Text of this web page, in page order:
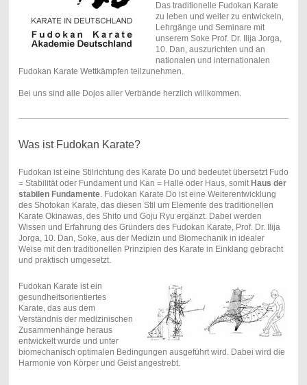
Das traditionelle Fudokan Karate
zu leben und weiter zu entwickeln,
Lehrgänge und Seminare mit
unserem Soke Prof. Dr. Ilija Jorga,
10. Dan, auszurichten und an
nationalen und internationalen
Fudokan Karate Wettkämpfen teilzunehmen.
Bei uns sind alle Dojos aller Verbände herzlich willkommen.
Was ist Fudokan Karate?
Fudokan ist eine Stilrichtung des Karate Do und bedeutet übersetzt Fudo
= Stabilität oder Fundament und Kan = Halle oder Haus, somit Haus der
stabilen Fundamente. Fudokan Karate Do ist eine Weiterentwicklung
des Shotokan Karate, das diesen Stil um Elemente des traditionellen
Karate Okinawas, des Shito und Goju Ryu ergänzt. Dabei werden
Wissen und Erfahrung des Gründers des Fudokan Karate, Prof. Dr. Ilija
Jorga, 10. Dan, Soke, aus der Medizin und Biomechanik in idealer
Weise mit den traditionellen Prinzipien des Karate in Einklang gebracht
und praktisch umgesetzt.
Fudokan Karate ist ein
gesundheitsorientiertes
Karate, das aus dem
Verständnis der medizinischen
Zusammenhänge heraus
entwickelt wurde und unter
biomechanisch optimalen Bedingungen ausgeführt wird. Dabei wird die
Harmonie von Körper und Geist angestrebt.